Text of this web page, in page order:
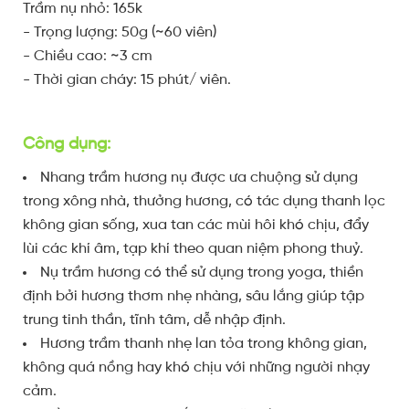
Trầm nụ nhỏ: 165k
- Trọng lượng: 50g (~60 viên)
- Chiều cao: ~3 cm
- Thời gian cháy: 15 phút/ viên.
Công dụng:
Nhang trầm hương nụ được ưa chuộng sử dụng
trong xông nhà, thưởng hương, có tác dụng thanh lọc
không gian sống, xua tan các mùi hôi khó chịu, đẩy
lùi các khí âm, tạp khí theo quan niệm phong thuỷ.
Nụ trầm hương có thể sử dụng trong yoga, thiền
định bởi hương thơm nhẹ nhàng, sâu lắng giúp tập
trung tinh thần, tĩnh tâm, dễ nhập định.
Hương trầm thanh nhẹ lan tỏa trong không gian,
không quá nồng hay khó chịu với những người nhạy
cảm.